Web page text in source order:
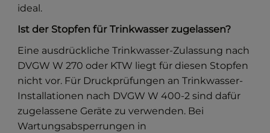
ideal.
Ist der Stopfen für Trinkwasser zugelassen?
Eine ausdrückliche Trinkwasser-Zulassung nach
DVGW W 270 oder KTW liegt für diesen Stopfen
nicht vor. Für Druckprüfungen an Trinkwasser-
Installationen nach DVGW W 400-2 sind dafür
zugelassene Geräte zu verwenden. Bei
Wartungsabsperrungen in